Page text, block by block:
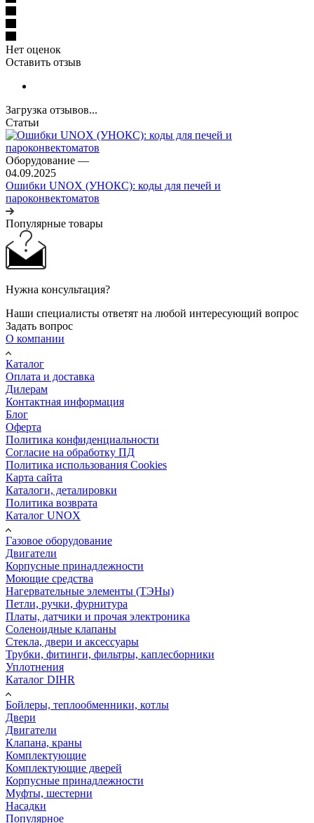
Нет оценок
Оставить отзыв
Загрузка отзывов...
Статьи
Оборудование —
04.09.2025
Ошибки UNOX (УНОКС): коды для печей и
пароконвектоматов
Популярные товары
Нужна консультация?
Наши специалисты ответят на любой интересующий вопрос
Задать вопрос
О компании
Каталог
Оплата и доставка
Дилерам
Контактная информация
Блог
Оферта
Политика конфиденциальности
Согласие на обработку ПД
Политика использования Cookies
Карта сайта
Каталоги, деталировки
Политика возврата
Каталог UNOX
Газовое оборудование
Двигатели
Корпусные принадлежности
Моющие средства
Нагервательные элементы (ТЭНы)
Петли, ручки, фурнитура
Платы, датчики и прочая электроника
Соленоидные клапаны
Стекла, двери и аксессуары
Трубки, фитинги, фильтры, каплесборники
Уплотнения
Каталог DIHR
Бойлеры, теплообменники, котлы
Двери
Двигатели
Клапана, краны
Комплектующие
Комплектующие дверей
Корпусные принадлежности
Муфты, шестерни
Насадки
Популярное